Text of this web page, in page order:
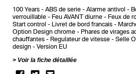
100 Years ABS de serie Alarme antivol
verrouillable
Feu AVANT diurne Feux de
Start control
Livret de bord francais
Option Design chrome
Phares de virages
chauffantes
Regulateur de vitesse Selle
design
Version EU
Voir la fiche détaillée